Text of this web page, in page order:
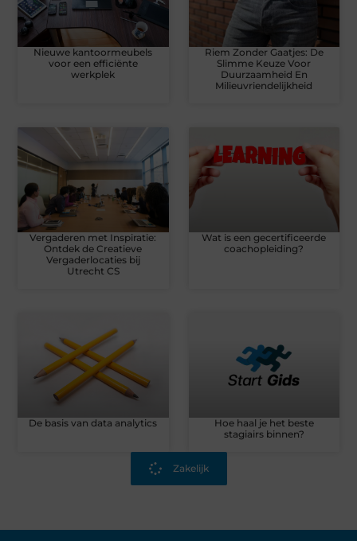
Nieuwe kantoormeubels
voor een efficiënte
werkplek
Riem Zonder Gaatjes: De
Slimme Keuze Voor
Duurzaamheid En
Milieuvriendelijkheid
Vergaderen met Inspiratie:
Ontdek de Creatieve
Vergaderlocaties bij
Utrecht CS
Wat is een gecertificeerde
coachopleiding?
De basis van data analytics
Hoe haal je het beste
stagiairs binnen?
Zakelijk